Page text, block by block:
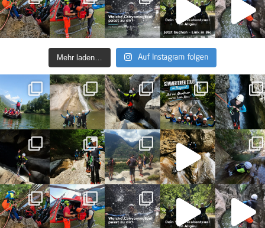
hier sogar Steinkrebse finden. Im Herbst sind es dann
die Vogelkundler, die den Haldensee aufsuchen, denn
an dessen Südufer befindet sich eine Sammelstelle
für Wasser- und Zugvögel.
Das Canyoning im Tannheimer Tal lässt sich also
perfekt mit einem kurzen oder längeren Urlaub in den
Allgäuer Alpen verbinden. Das passende Canyoning-
Erlebnis im Strindenbach kannst Du direkt online bei
uns buchen – als Einzelperson oder für Dich und
Deine Freunde. Wir freuen uns darauf, Dich/Euch auf
dieser aufregenden Schluchtentour begleiten zu
dürfen!
Mehr laden… Auf Instagram folgen